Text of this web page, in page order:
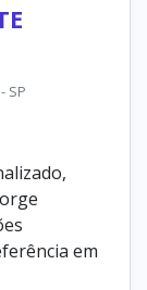
SP
em